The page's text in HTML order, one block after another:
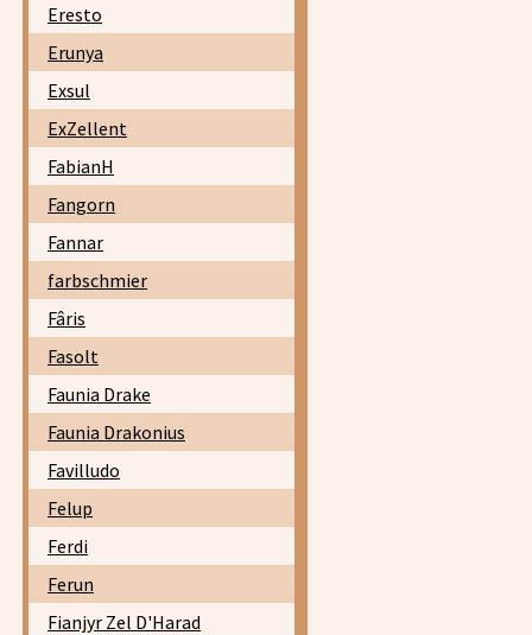
Eresto
Erunya
Exsul
ExZellent
FabianH
Fangorn
Fannar
farbschmier
Fâris
Fasolt
Faunia Drake
Faunia Drakonius
Favilludo
Felup
Ferdi
Ferun
Fianjyr Zel D'Harad